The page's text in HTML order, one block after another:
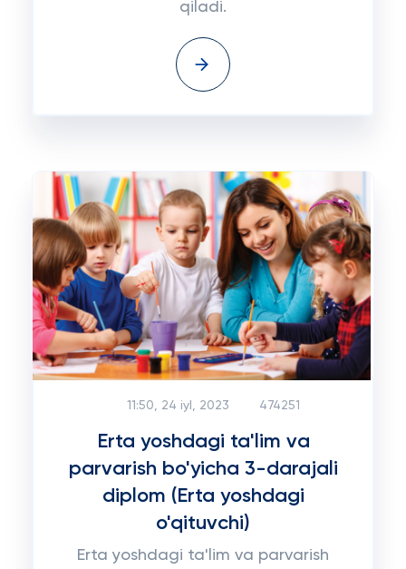
qiladi.
11:50, 24 iyl, 2023 474251
Erta yoshdagi ta'lim va
parvarish bo'yicha 3-darajali
diplom (Erta yoshdagi
o'qituvchi)
Erta yoshdagi ta'lim va parvarish